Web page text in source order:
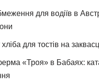
для водіїв в
для тостів на
«Троя» в Бабаях: